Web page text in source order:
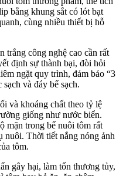
bằng khung sắt có lót bạt
cùng nhiều thiết bị hỗ
trắng công nghệ cao cần rất
định sự thành bại, đòi hỏi
ngặt quy trình, đảm bảo “3
và đáy bể sạch.
và khoáng chất theo tỷ lệ
giống như nước biển.
mặn trong bể nuôi tôm rất
nuôi. Thời tiết nắng nóng ảnh
tôm.
gây hại, làm tổn thương tủy,